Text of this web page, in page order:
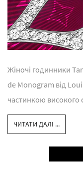
Жіночі годинники
de Monogram від
частинкою високого
ЧИТАТИ ДАЛІ ...